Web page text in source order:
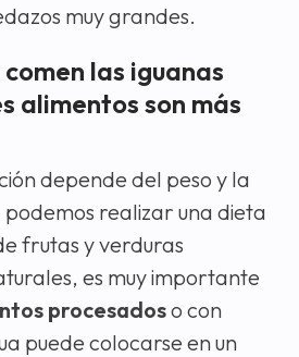
muy grandes.
las iguanas
alimentos son más
depende del peso y la
realizar una dieta
frutas y verduras
es muy importante
procesadoso con
puede colocarse en un